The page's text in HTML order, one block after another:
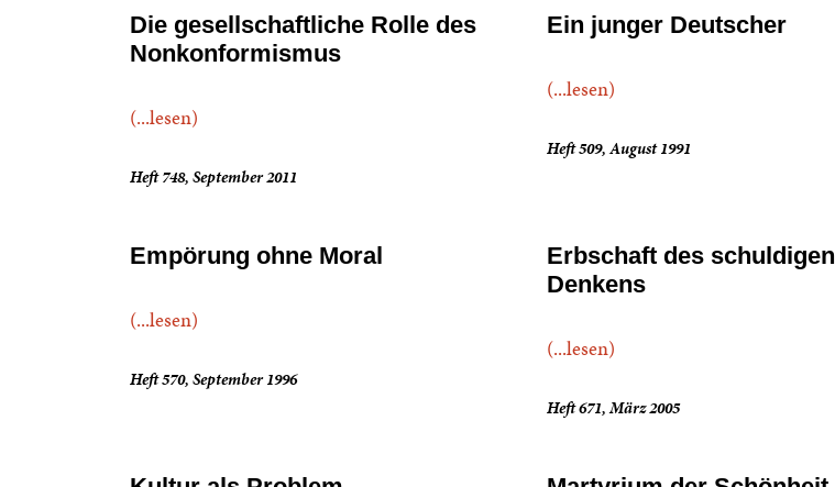
Die gesellschaftliche Rolle des
Nonkonformismus
(...lesen)
Heft 748, September 2011
Ein junger Deutscher
(...lesen)
Heft 509, August 1991
Empörung ohne Moral
(...lesen)
Heft 570, September 1996
Erbschaft des schuldigen
Denkens
(...lesen)
Heft 671, März 2005